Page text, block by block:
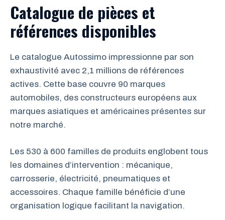
Catalogue de pièces et
références disponibles
Le catalogue Autossimo impressionne par son
exhaustivité avec 2,1 millions de références
actives. Cette base couvre 90 marques
automobiles, des constructeurs européens aux
marques asiatiques et américaines présentes sur
notre marché.
Les 530 à 600 familles de produits englobent tous
les domaines d’intervention : mécanique,
carrosserie, électricité, pneumatiques et
accessoires. Chaque famille bénéficie d’une
organisation logique facilitant la navigation.